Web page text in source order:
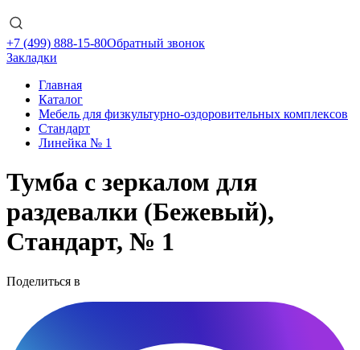
+7 (499) 888-15-80Обратный звонок
Закладки
Главная
Каталог
Мебель для физкультурно-оздоровительных комплексов
Стандарт
Линейка № 1
Тумба с зеркалом для
раздевалки (Бежевый),
Стандарт, № 1
Поделиться в